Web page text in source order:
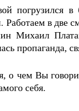
погрузился
в две
пропаганда,
чем Вы
себя.